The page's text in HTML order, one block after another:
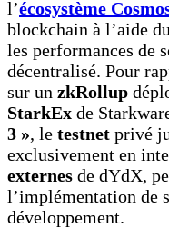
l’écosystème
blockchain à l’aide
les performances de
décentralisé. Pour
sur un zkRollup
StarkEx de
3 », le testnet privé
exclusivement en
externes de dYdX,
l’implémentation de
développement.